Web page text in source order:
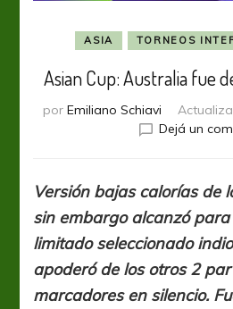
ASIA TORNEOS
Asian Cup: Australia fue
por Emiliano Schiavi
Dejá un
Versión bajas calorías de
sin embargo alcanzó
limitado seleccionado
apoderó de los otros 2
marcadores en silencio.